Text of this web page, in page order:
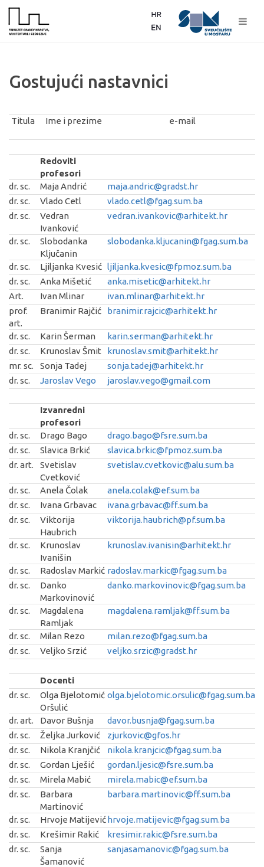
Gostujući nastavnici
Titula Ime i prezime e-mail
Redoviti
profesori
dr. sc.
Maja Andrić
maja.andric@gradst.hr
dr. sc.
Vlado Cetl
vlado.cetl@fgag.sum.ba
dr. sc.
Vedran
Ivanković
vedran.ivankovic@arhitekt.hr
dr. sc.
Slobodanka
Ključanin
slobodanka.kljucanin@fgag.sum.ba
dr. sc. Ljiljanka Kvesić ljiljanka.kvesic@fpmoz.sum.ba
dr. sc.
Anka Mišetić
anka.misetic@arhitekt.hr
Art.
Ivan Mlinar
ivan.mlinar@arhitekt.hr
prof.
art.
Branimir Rajčić branimir.rajcic@arhitekt.hr
dr. sc. Karin Šerman
karin.serman@arhitekt.hr
dr. sc.
Krunoslav Šmit
krunoslav.smit@arhitekt.hr
mr. sc.
Sonja Tadej
sonja.tadej@arhitekt.hr
dr. sc.
Jaroslav Vego jaroslav.vego@gmail.com
Izvanredni
profesori
dr. sc.
Drago Bago
drago.bago@fsre.sum.ba
dr. sc.
Slavica Brkić
slavica.brkic@fpmoz.sum.ba
dr. art.
Svetislav
Cvetković
svetislav.cvetkovic@alu.sum.ba
dr. sc. Anela Čolak
anela.colak@ef.sum.ba
dr. sc.
Ivana Grbavac
ivana.grbavac@ff.sum.ba
dr. sc.
Viktorija
Haubrich
viktorija.haubrich@pf.sum.ba
dr. sc.
Krunoslav
Ivanišin
krunoslav.ivanisin@arhitekt.hr
dr. sc. Radoslav Markić radoslav.markic@fgag.sum.ba
dr. sc.
Danko
Markovinović
danko.markovinovic@fgag.sum.ba
dr. sc.
Magdalena
Ramljak
magdalena.ramljak@ff.sum.ba
dr. sc. Milan Rezo
milan.rezo@fgag.sum.ba
dr. sc.
Veljko Srzić veljko.srzic@gradst.hr
Docenti
dr. sc.
Olga Bjelotomić
Oršulić
olga.bjelotomic.orsulic@fgag.sum.ba
dr. art. Davor Bušnja
davor.busnja@fgag.sum.ba
dr. sc.
Željka Jurković
zjurkovic@gfos.hr
dr. sc.
Nikola Kranjčić
nikola.kranjcic@fgag.sum.ba
dr. sc.
Gordan Lješić
gordan.ljesic@fsre.sum.ba
dr. sc.
Mirela Mabić
mirela.mabic@ef.sum.ba
dr. sc.
Barbara
Martinović
barbara.martinovic@ff.sum.ba
dr. sc. Hrvoje Matijevićhrvoje.matijevic@fgag.sum.ba
dr. sc.
Krešimir Rakić
kresimir.rakic@fsre.sum.ba
dr. sc.
Sanja
Šamanović
sanjasamanovic@fgag.sum.ba